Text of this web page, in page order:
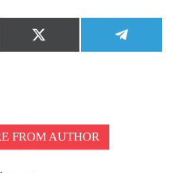
Share
on
X
(Twitter)
Share
on
FROM AUTHOR